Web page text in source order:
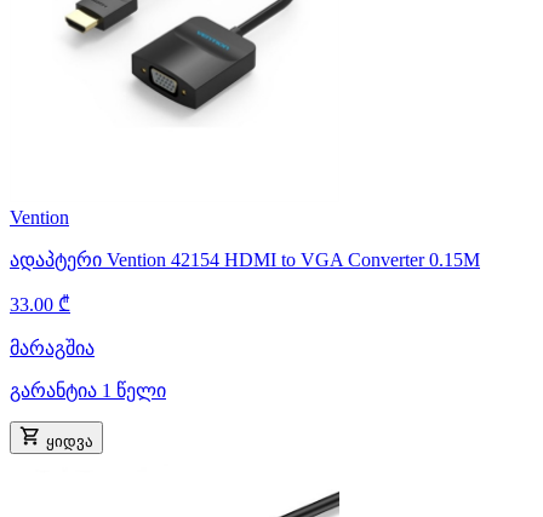
Vention
ადაპტერი Vention 42154 HDMI to VGA Converter 0.15M
33.00 ₾
მარაგშია
გარანტია 1 წელი
ყიდვა